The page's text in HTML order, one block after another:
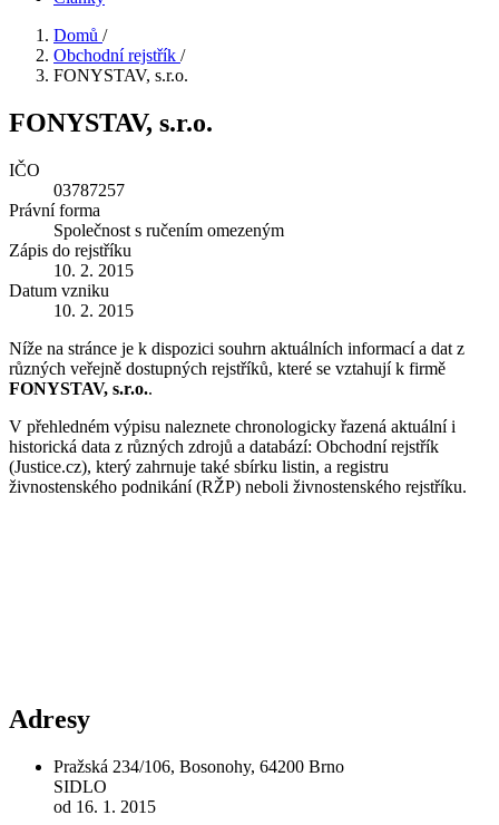
Domů /
Obchodní rejstřík /
FONYSTAV, s.r.o.
FONYSTAV, s.r.o.
IČO
03787257
Právní forma
Společnost s ručením omezeným
Zápis do rejstříku
10. 2. 2015
Datum vzniku
10. 2. 2015
Níže na stránce je k dispozici souhrn aktuálních informací a dat z
různých veřejně dostupných rejstříků, které se vztahují k firmě
FONYSTAV, s.r.o..
V přehledném výpisu naleznete chronologicky řazená aktuální i
historická data z různých zdrojů a databází: Obchodní rejstřík
(Justice.cz), který zahrnuje také sbírku listin, a registru
živnostenského podnikání (RŽP) neboli živnostenského rejstříku.
Adresy
Pražská 234/106, Bosonohy, 64200 Brno
SIDLO
od 16. 1. 2015